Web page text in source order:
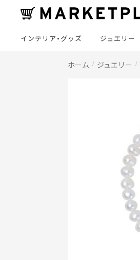
インテリア・グッズ ジュエリー
ホーム ジュエリー